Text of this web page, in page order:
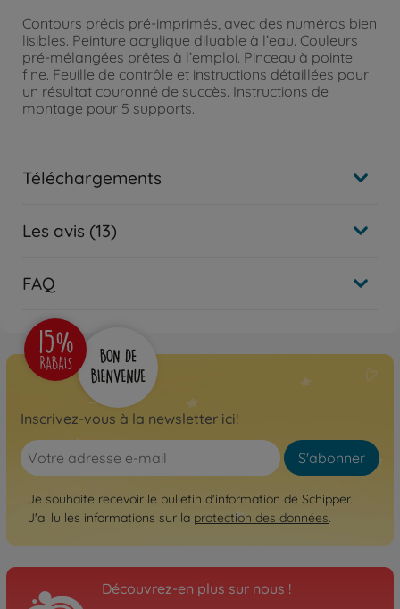
Contours précis pré-imprimés, avec des numéros bien
lisibles. Peinture acrylique diluable à l’eau. Couleurs
pré-mélangées prêtes à l’emploi. Pinceau à pointe
fine. Feuille de contrôle et instructions détaillées pour
un résultat couronné de succès. Instructions de
montage pour 5 supports.
Téléchargements
Les avis (13)
FAQ
Inscrivez-vous à la newsletter ici!
S'abonner
Je souhaite recevoir le bulletin d'information de Schipper.
J'ai lu les informations sur la protection des données.
Découvrez-en plus sur nous !